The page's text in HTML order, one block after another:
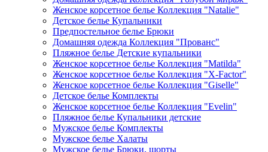
Женское корсетное белье Коллекция "Natalie"
Детское белье Купальники
Предпостельное белье Брюки
Домашняя одежда Коллекция "Прованс"
Пляжное белье Детские купальники
Женское корсетное белье Коллекция "Matilda"
Женское корсетное белье Коллекция "X-Factor"
Женское корсетное белье Коллекция "Giselle"
Детское белье Комплекты
Женское корсетное белье Коллекция "Evelin"
Пляжное белье Купальники детские
Мужское белье Комплекты
Мужское белье Халаты
Мужское белье Брюки, шорты